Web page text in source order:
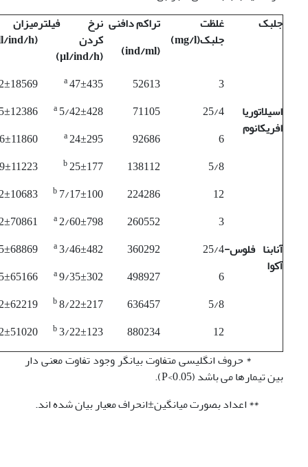
جلبک
غلظت
جلبک(mg/l
)
تراکم دافنی
(
ind/ml
)
نرخ فیلتر
کردن
(
µl/ind/h
)
میزان
(
ind/h
اسیلاتوریا
افریکانوم
3
52613
a47±435
25/4
71105
a5/42±428
6
92686
a24±295
5/8
138112
b25±177
12
224286
b7/17±100
آنابنا فلوس-
آکوا
3
260552
a2/60±798
25/4
360292
a3/46±482
6
498927
a9/35±302
5/8
636457
b8/22±217
12
880234
b3/22±123
* حروف انگلیسی متفاوت بیانگر وجود تفاوت معنی دار
بین تیمارها می باشد (P<0.05).
** اعداد بصورت میانگین±انحراف معیار بیان شده اند.